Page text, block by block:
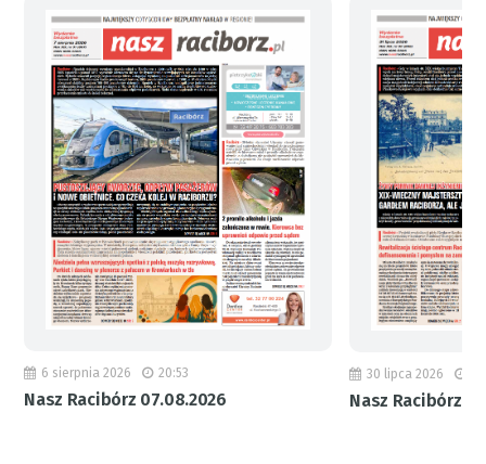
6 sierpnia 2026 20:53
Nasz Racibórz 07.08.2026
30 lipca 2026
Nasz Racibórz